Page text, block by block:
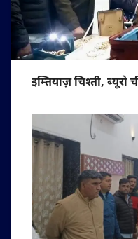
इम्तियाज़ चिश्ती, ब्यूरो